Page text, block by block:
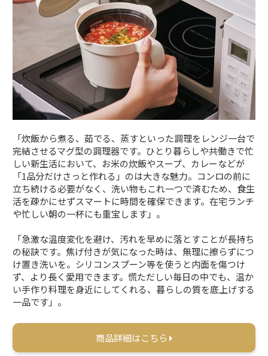
「炊飯から煮る、茹でる、蒸すといった調理をレンジ一台で
完結させるマグ型の調理器です。ひとり暮らしや共働きで忙
しい新生活において、お米の炊飯やスープ、カレーなどが
「1品分だけさっと作れる」のは大きな魅力。コンロの前に
立ち続ける必要がなく、洗い物もこれ一つで済むため、食生
活を疎かにせずスマートに時間を確保できます。在宅ランチ
や忙しい朝の一杯にも重宝します」。
「急激な温度変化を避け、汚れを早めに落とすことが長持ち
の秘訣です。焦げ付きが気になった時は、無理に擦らずにつ
け置き洗いを。シリコンスプーン等を使うと内面を傷つけ
ず、より長く愛用できます。慌ただしい毎日の中でも、温か
い手作り料理を身近にしてくれる、暮らしの質を底上げする
一品です」。
商品詳細はこちら